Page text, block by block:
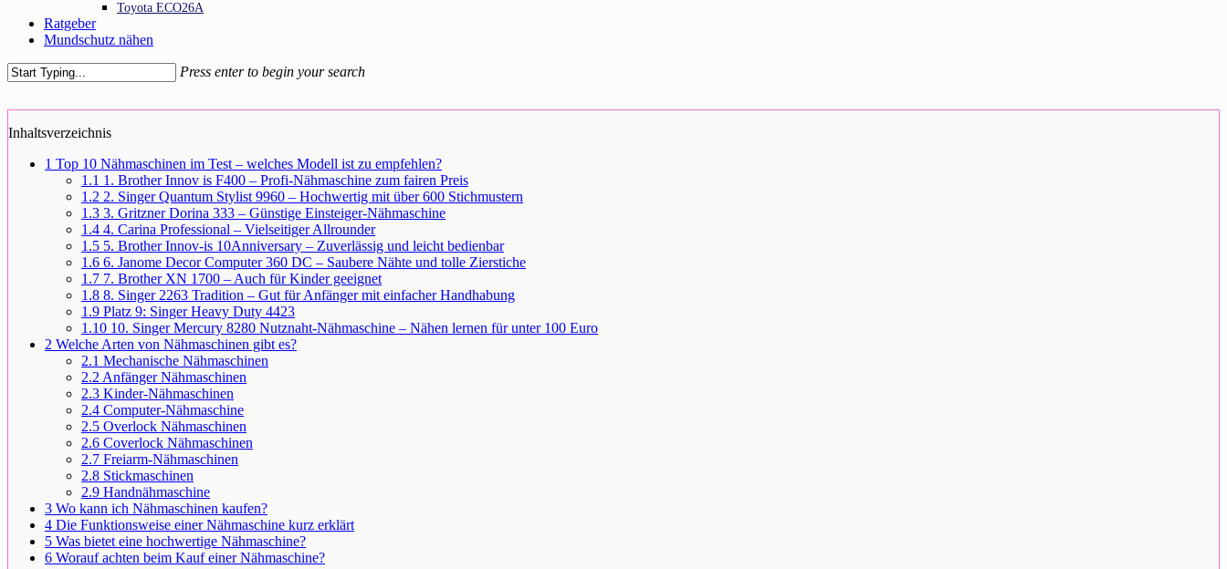
Toyota ECO26A
Ratgeber
Mundschutz nähen
Press enter to begin your search
Inhaltsverzeichnis
1 Top 10 Nähmaschinen im Test – welches Modell ist zu empfehlen?
1.1 1. Brother Innov is F400 – Profi-Nähmaschine zum fairen Preis
1.2 2. Singer Quantum Stylist 9960 – Hochwertig mit über 600 Stichmustern
1.3 3. Gritzner Dorina 333 – Günstige Einsteiger-Nähmaschine
1.4 4. Carina Professional – Vielseitiger Allrounder
1.5 5. Brother Innov-is 10Anniversary – Zuverlässig und leicht bedienbar
1.6 6. Janome Decor Computer 360 DC – Saubere Nähte und tolle Zierstiche
1.7 7. Brother XN 1700 – Auch für Kinder geeignet
1.8 8. Singer 2263 Tradition – Gut für Anfänger mit einfacher Handhabung
1.9 Platz 9: Singer Heavy Duty 4423
1.10 10. Singer Mercury 8280 Nutznaht-Nähmaschine – Nähen lernen für unter 100 Euro
2 Welche Arten von Nähmaschinen gibt es?
2.1 Mechanische Nähmaschinen
2.2 Anfänger Nähmaschinen
2.3 Kinder-Nähmaschinen
2.4 Computer-Nähmaschine
2.5 Overlock Nähmaschinen
2.6 Coverlock Nähmaschinen
2.7 Freiarm-Nähmaschinen
2.8 Stickmaschinen
2.9 Handnähmaschine
3 Wo kann ich Nähmaschinen kaufen?
4 Die Funktionsweise einer Nähmaschine kurz erklärt
5 Was bietet eine hochwertige Nähmaschine?
6 Worauf achten beim Kauf einer Nähmaschine?